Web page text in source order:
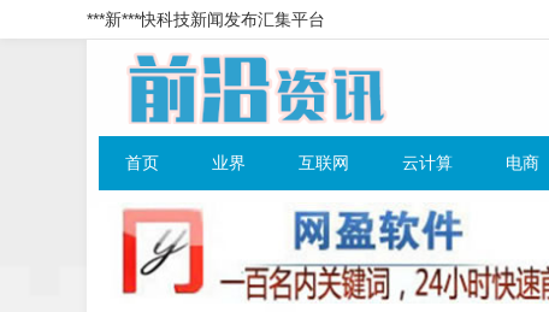
***新***快科技新闻发布汇集平台
首页 业界 互联网 云计算 电商